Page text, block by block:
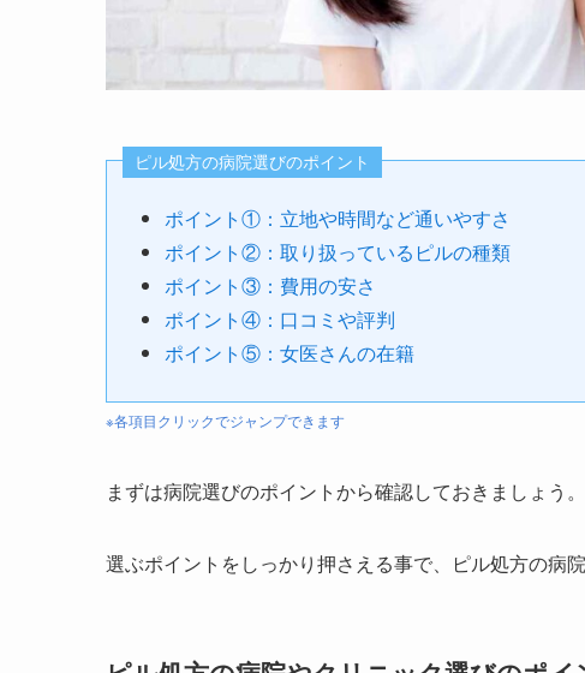
ピル処方の病院選びのポイント
ポイント①：立地や時間など通いやすさ
ポイント②：取り扱っているピルの種類
ポイント③：費用の安さ
ポイント④：口コミや評判
ポイント⑤：女医さんの在籍
※各項目クリックでジャンプできます
まずは病院選びのポイントから確認しておきましょう。
選ぶポイントをしっかり押さえる事で、ピル処方の病